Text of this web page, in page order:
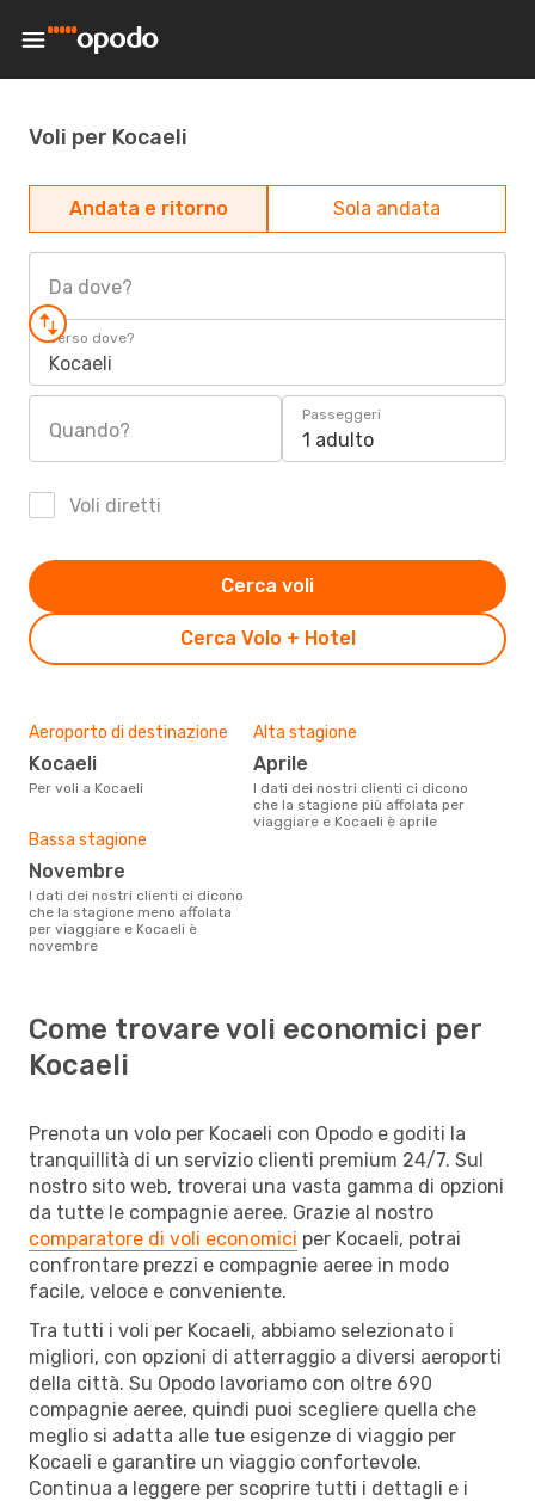
Voli per Kocaeli
Andata e ritorno Sola andata
Da dove?
Verso dove?
Kocaeli
Quando?
Passeggeri
1 adulto
Voli diretti
Cerca Volo + Hotel
Cerca voli
Aeroporto di destinazione
Kocaeli
Per voli a Kocaeli
Alta stagione
aprile
I dati dei nostri clienti ci dicono
che la stagione più affolata per
viaggiare e Kocaeli è aprile
Bassa stagione
novembre
I dati dei nostri clienti ci dicono
che la stagione meno affolata
per viaggiare e Kocaeli è
novembre
Come trovare voli economici per
Kocaeli
Prenota un volo per Kocaeli con Opodo e goditi la
tranquillità di un servizio clienti premium 24/7. Sul
nostro sito web, troverai una vasta gamma di opzioni
da tutte le compagnie aeree. Grazie al nostro
comparatore di voli economici per Kocaeli, potrai
confrontare prezzi e compagnie aeree in modo
facile, veloce e conveniente.
Tra tutti i voli per Kocaeli, abbiamo selezionato i
migliori, con opzioni di atterraggio a diversi aeroporti
della città. Su Opodo lavoriamo con oltre 690
compagnie aeree, quindi puoi scegliere quella che
meglio si adatta alle tue esigenze di viaggio per
Kocaeli e garantire un viaggio confortevole.
Continua a leggere per scoprire tutti i dettagli e i